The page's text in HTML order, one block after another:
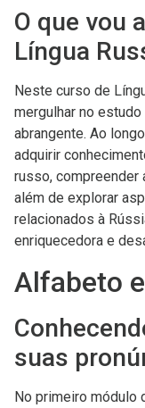
O que vou
Língua
Neste curso de
mergulhar no
abrangente. Ao
adquirir
russo, compreender
além de explorar
relacionados à
enriquecedora e
Alfabeto
suas
No primeiro módulo